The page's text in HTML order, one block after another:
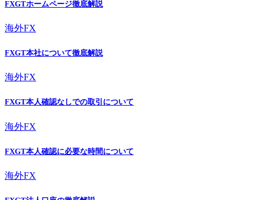
FXGTホームページ徹底解説
海外FX
FXGT本社について徹底解説
海外FX
FXGT本人確認なしでの取引について
海外FX
FXGT本人確認に必要な時間について
海外FX